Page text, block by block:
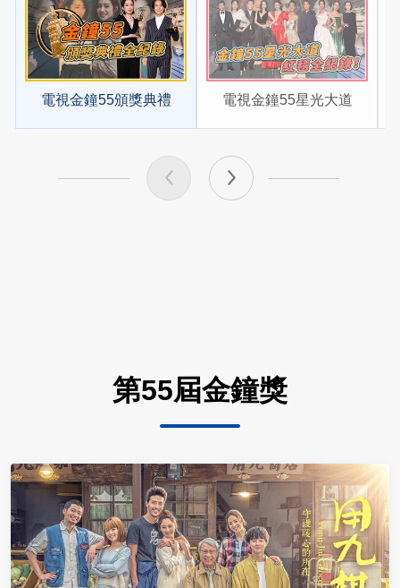
電視金鐘55頒獎典禮 電視金鐘55星光大道
第55屆金鐘獎